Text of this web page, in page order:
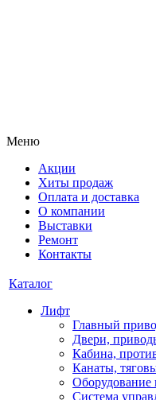
Меню
Акции
Хиты продаж
Оплата и доставка
О компании
Выставки
Ремонт
Контакты
Каталог
Лифт
Главный
Двери,
Кабина,
Канаты,
Система